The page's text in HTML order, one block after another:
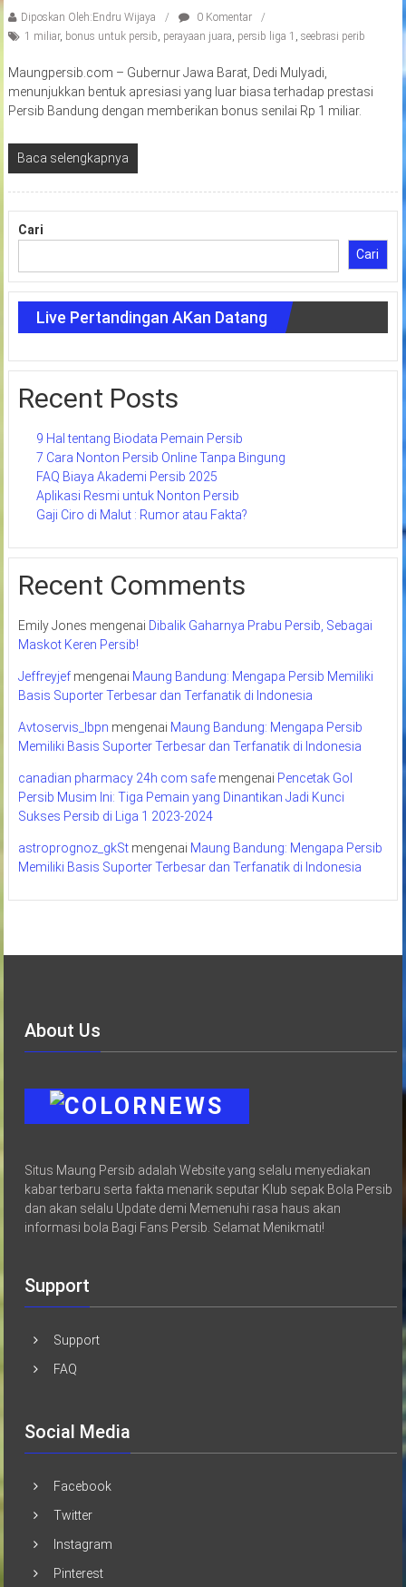
Diposkan Oleh:Endru Wijaya
0 Komentar
1 miliar, bonus untuk persib perayaan juara persib liga 1 seebrasi perib
Maungpersib.com – Gubernur Jawa Barat, Dedi Mulyadi,
menunjukkan bentuk apresiasi yang luar biasa terhadap prestasi
Persib Bandung dengan memberikan bonus senilai Rp 1 miliar.
Baca selengkapnya
Cari
Cari
Live Pertandingan AKan Datang
Recent Posts
9 Hal tentang Biodata Pemain Persib
7 Cara Nonton Persib Online Tanpa Bingung
FAQ Biaya Akademi Persib 2025
Aplikasi Resmi untuk Nonton Persib
Gaji Ciro di Malut : Rumor atau Fakta?
Recent Comments
Emily Jones mengenai Dibalik Gaharnya Prabu Persib, Sebagai
Maskot Keren Persib!
Jeffreyjefmengenai Maung Bandung: Mengapa Persib Memiliki
Basis Suporter Terbesar dan Terfanatik di Indonesia
Avtoservis_lbpn mengenai Maung Bandung: Mengapa Persib
Memiliki Basis Suporter Terbesar dan Terfanatik di Indonesia
canadian pharmacy 24h com safemengenai Pencetak Gol
Persib Musim Ini: Tiga Pemain yang Dinantikan Jadi Kunci
Sukses Persib di Liga 1 2023-2024
astroprognoz_gkStmengenai Maung Bandung: Mengapa Persib
Memiliki Basis Suporter Terbesar dan Terfanatik di Indonesia
About Us
Situs Maung Persib adalah Website yang selalu menyediakan
kabar terbaru serta fakta menarik seputar Klub sepak Bola Persib
dan akan selalu Update demi Memenuhi rasa haus akan
informasi bola Bagi Fans Persib. Selamat Menikmati!
Support
Support
FAQ
Social Media
Facebook
Twitter
Instagram
Pinterest